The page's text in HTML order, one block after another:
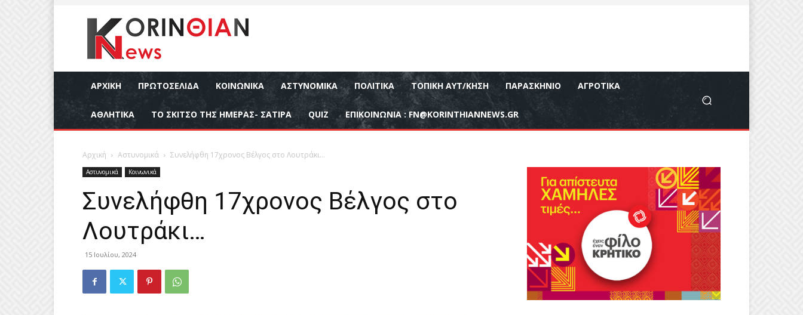
ΑΡΧΙΚΉ ΠΡΩΤΟΣΕΛΙΔΑ ΚΟΙΝΩΝΙΚΆ ΑΣΤΥΝΟΜΙΚΆ ΠΟΛΙΤΙΚΆ ΤΟΠΙΚΉ ΑΥΤ/ΚΗΣΗ ΠΑΡΑΣΚΉΝΙΟ ΑΓΡΟΤΙΚΆ
ΑΘΛΗΤΙΚΆ ΤΟ ΣΚΙΤΣΟ ΤΗΣ ΗΜΕΡΑΣ- ΣΑΤΙΡΑ QUIZ ΕΠΙΚΟΙΝΩΝΊΑ : FN@KORINTHIANNEWS.GR
Αρχική Αστυνομικά Συνελήφθη 17χρονος Βέλγος στο Λουτράκι…
Αστυνομικά Κοινωνικά
Συνελήφθη 17χρονος Βέλγος στο
Λουτράκι…
15 Ιουλίου, 2024